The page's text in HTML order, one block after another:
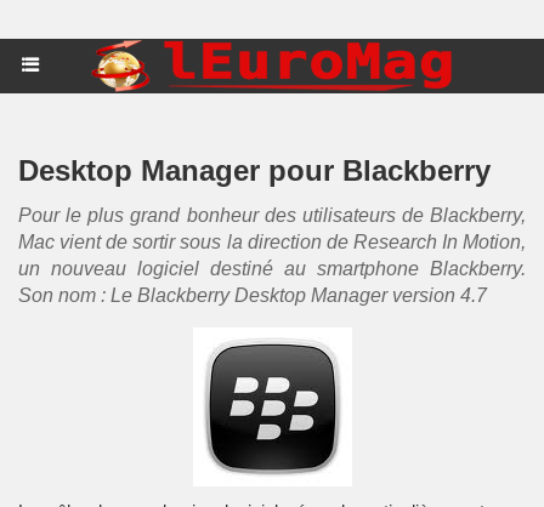
Desktop Manager pour Blackberry
Pour le plus grand bonheur des utilisateurs de Blackberry,
Mac vient de sortir sous la direction de Research In Motion,
un nouveau logiciel destiné au smartphone Blackberry.
Son nom : Le Blackberry Desktop Manager version 4.7